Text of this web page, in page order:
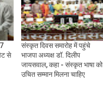
से
संस्कृत दिवस समारोह में पहुंचे
भाजपा अध्यक्ष डॉ. दिलीप
जायसवाल, कहा - संस्कृत भाषा को
उचित सम्मान मिलना चाहिए